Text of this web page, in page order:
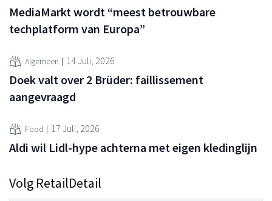
MediaMarkt wordt “meest betrouwbare
techplatform van Europa”
Algemeen 14 Juli, 2026
Doek valt over 2 Brüder: faillissement
aangevraagd
Food 17 Juli, 2026
Aldi wil Lidl-hype achterna met eigen kledinglijn
Volg RetailDetail